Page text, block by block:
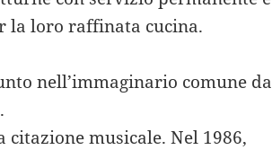
la loro raffinata cucina.
nell’immaginario comune da
musicale. Nel 1986,